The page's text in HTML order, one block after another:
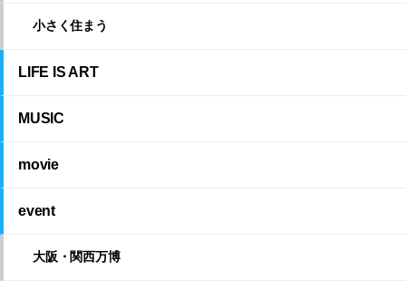
小さく住まう
LIFE IS ART
MUSIC
movie
event
大阪・関西万博